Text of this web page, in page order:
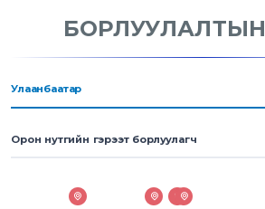
БОРЛУУЛАЛТЫН
Улаанбаатар
Орон нутгийн гэрээт борлуулагч